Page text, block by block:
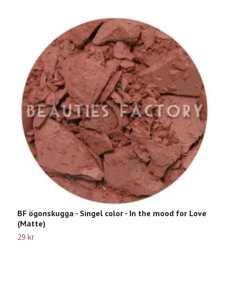
BF ögonskugga - Singel color - In the mood for Love
(Matte)
29 kr